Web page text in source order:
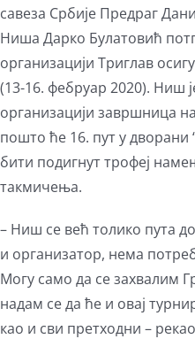
савеза Србије Предраг
Ниша Дарко Булатовић
организацији Триглав
(13-16. фебруар 2020). Ниш
организацији завршница
пошто ће 16. пут у дворани
бити подигнут трофеј
такмичења.
– Ниш се већ толико пута
и организатор, нема
Могу само да се захвалим
надам се да ће и овај
као и сви претходни –